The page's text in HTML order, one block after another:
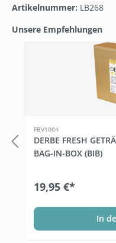
Artikelnummer: LB268
Unsere Empfehlungen
Produktgalerie
FBV1004
DERBE FRESH
BAG-IN-BOX (BIB)
19,95 €*
In